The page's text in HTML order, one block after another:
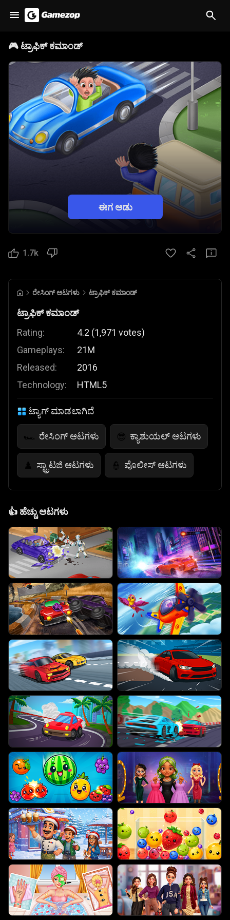
🎮 ಟ್ರಾಫಿಕ್ ಕಮಾಂಡ್
ಈಗ ಆಡು
1.7k
ರೇಸಿಂಗ್ ಆಟಗಳು ಟ್ರಾಫಿಕ್ ಕಮಾಂಡ್
ಟ್ರಾಫಿಕ್ ಕಮಾಂಡ್
Rating:
Gameplays:
Released:
Technology:
4.2 (1,971 votes)
21M
2016
HTML5
ಟ್ಯಾಗ್ ಮಾಡಲಾಗಿದೆ
🏎️ ರೇಸಿಂಗ್ ಆಟಗಳು 😎 ಕ್ಯಾಶುಯಲ್ ಆಟಗಳು
♟️ ಸ್ಟ್ರಾಟಜಿ ಆಟಗಳು 👮 ಪೊಲೀಸ್ ಆಟಗಳು
👍 ಹೆಚ್ಚು ಆಟಗಳು